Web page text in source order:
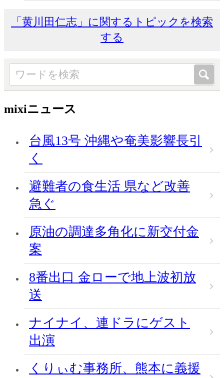
「黄川田仁志」に関するトピックを検索
する
mixiニュース
台風13号 沖縄や奄美影響長引
く
避難者の食生活 県など改善
急ぐ
原油の調達多角化に新交付金
案
8番出口 金ローで地上波初放
送
ナイナイ、連ドラにゲスト
出演
くりぃむ事務所、熊本に義援